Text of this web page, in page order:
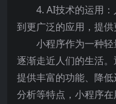
4. AI技术的运用
到更广泛的应用，提供
小程序作为一种
逐渐走近人们的生活。
提供丰富的功能、降
分析等特点，小程序